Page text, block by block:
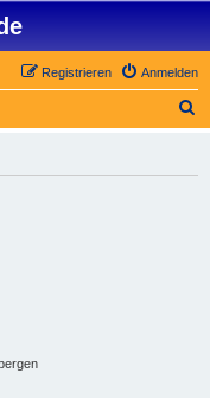
Anmelden
Registrieren